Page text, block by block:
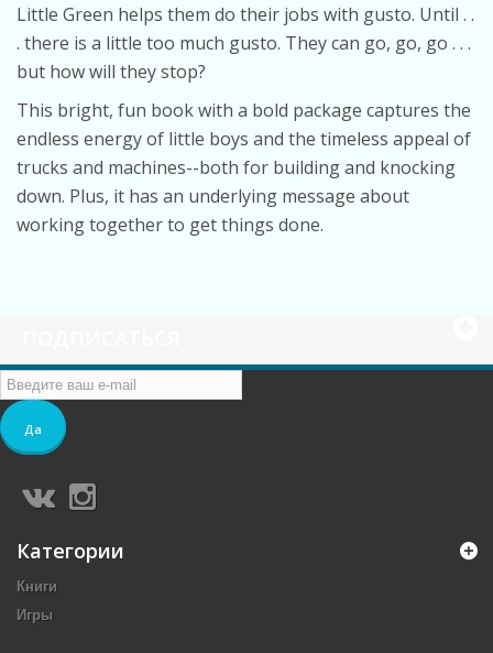
Little Green helps them do their jobs with gusto. Until . .
. there is a little too much gusto. They can go, go, go . . .
but how will they stop?
This bright, fun book with a bold package captures the
endless energy of little boys and the timeless appeal of
trucks and machines--both for building and knocking
down. Plus, it has an underlying message about
working together to get things done.
Да
Категории
Книги
Игры